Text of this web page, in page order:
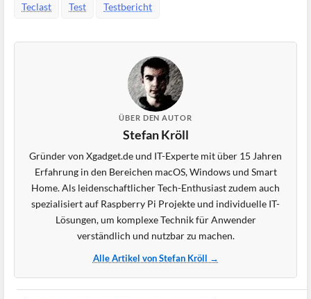
Teclast Test Testbericht
ÜBER DEN AUTOR
Stefan Kröll
Gründer von Xgadget.de und IT-Experte mit über 15 Jahren
Erfahrung in den Bereichen macOS, Windows und Smart
Home. Als leidenschaftlicher Tech-Enthusiast zudem auch
spezialisiert auf Raspberry Pi Projekte und individuelle IT-
Lösungen, um komplexe Technik für Anwender
verständlich und nutzbar zu machen.
Alle Artikel von Stefan Kröll →